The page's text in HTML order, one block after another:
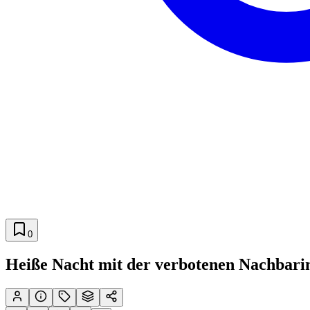
0
Heiße Nacht mit der verbotenen